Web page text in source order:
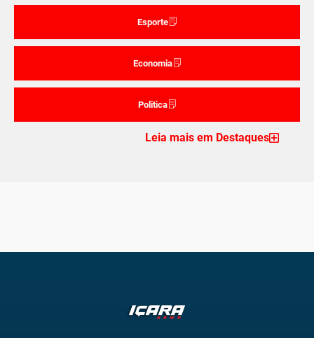
Esporte
Economia
Politica
Leia mais em Destaques